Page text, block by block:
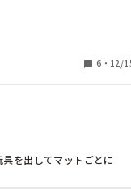
思うのですが、そんな
まごとコーナーとか、
もちゃを朝出すのです
遊んでるうちに混ざっ
でます。
6 ・ 12/
を出してマットごとに